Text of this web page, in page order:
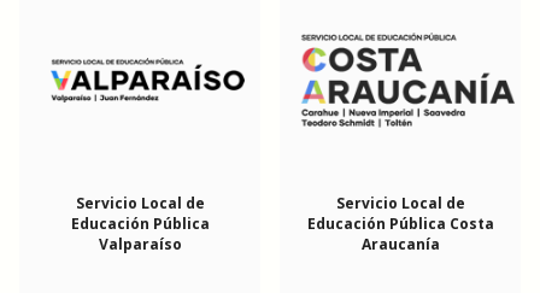
Servicio Local de
Educación Pública
Valparaíso
Servicio Local de
Educación Pública Costa
Araucanía